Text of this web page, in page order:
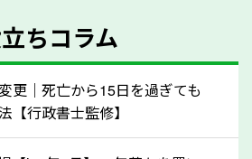
〇万キロ）
ちコラム
更｜死亡から15日を過ぎても
【行政書士監修】